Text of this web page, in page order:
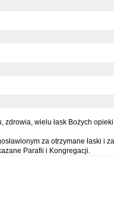
wielu łask Bożych
za otrzymane łaski i
Parafii i Kongregacji.